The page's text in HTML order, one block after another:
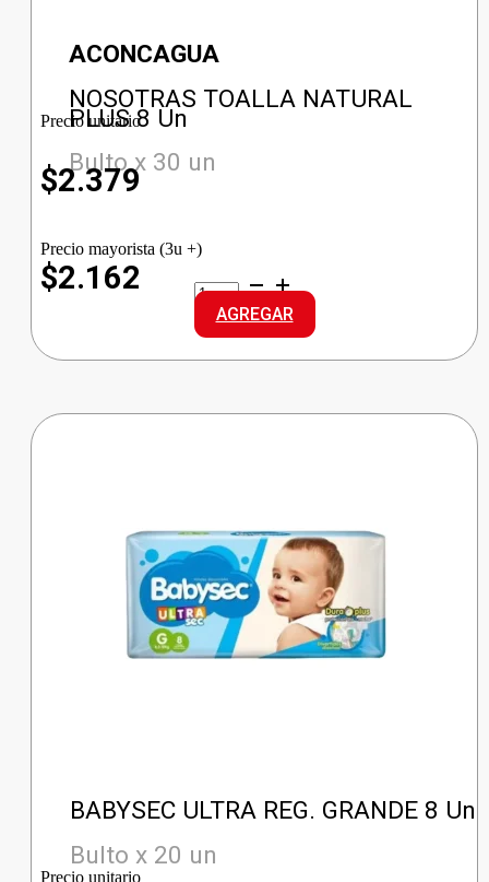
ACONCAGUA
NOSOTRAS TOALLA NATURAL
PLUS 8 Un
Bulto x 30 un
Precio unitario
$2.379
Precio mayorista (3u +)
$2.162
NOSOTRAS
TOALLA
NATURAL
PLUS
cantidad
AGREGAR
BABYSEC ULTRA REG. GRANDE 8 Un
Bulto x 20 un
Precio unitario